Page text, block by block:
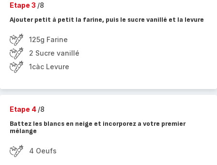
Etape 3 /8
Ajouter petit à petit la farine, puis le sucre vanillé et la levure
125g Farine
2 Sucre vanillé
1càc Levure
Etape 4 /8
Battez les blancs en neige et incorporez a votre premier
mélange
4 Oeufs